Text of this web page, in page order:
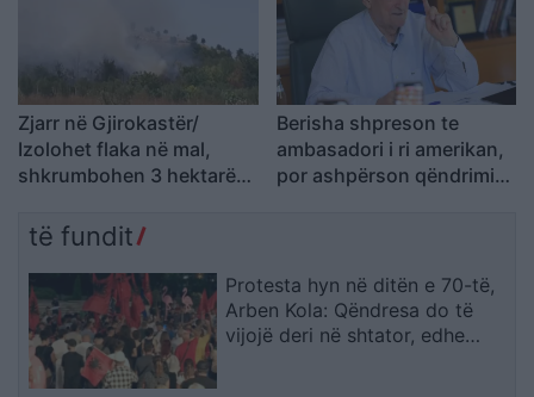
Zjarr në Gjirokastër/
Izolohet flaka në mal,
shkrumbohen 3 hektarë
kufirin mes Golemit dhe
Progonatit
Berisha shpreson te
ambasadori i ri amerikan,
por ashpërson qëndrimin
të fundit
Protesta hyn në ditën e 70-të,
Arben Kola: Qëndresa do të
vijojë deri në shtator, edhe